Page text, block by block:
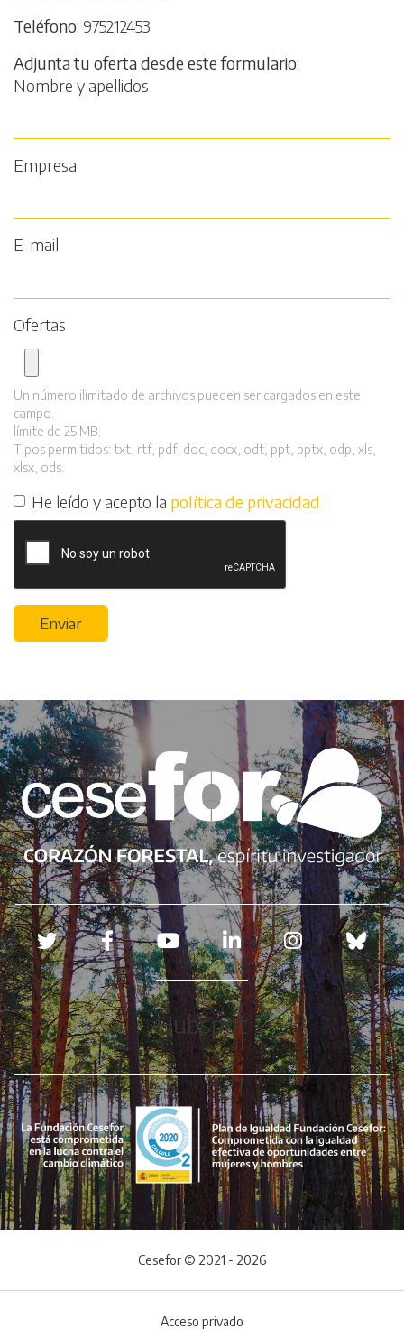
Teléfono 975212453
Adjunta tu oferta desde este formulario
Nombre y apellidos
Empresa
E-mail
Ofertas
Un número ilimitado de archivos pueden ser cargados en este
campo.
límite de 25 MB.
Tipos permitidos: txt, rtf, pdf, doc, docx, odt, ppt, pptx, odp, xls,
xlsx, ods.
He leído y acepto la política de privacidad
Enviar
Redes sociales
Hubspot
Cesefor © 2021 - 2026
Acceso privado